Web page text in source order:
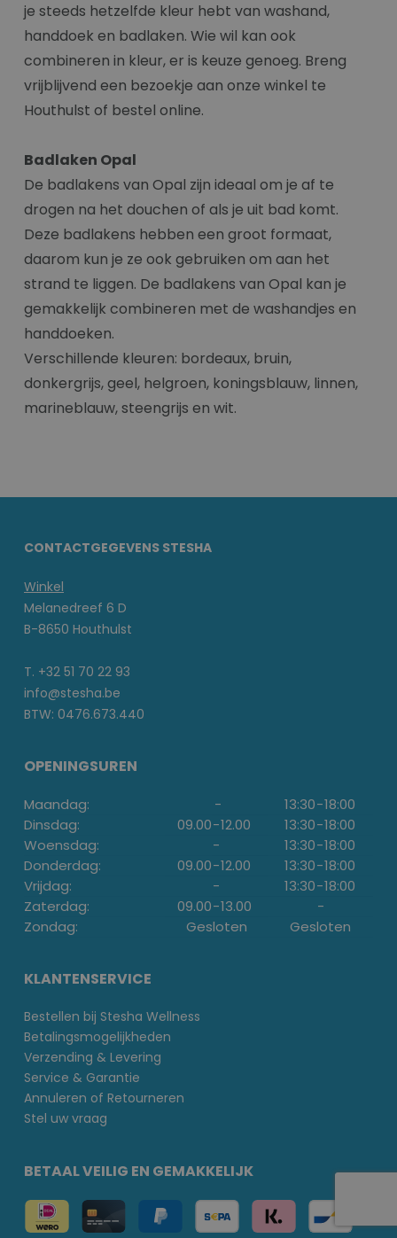
je steeds hetzelfde kleur hebt van washand,
handdoek en badlaken. Wie wil kan ook
combineren in kleur, er is keuze genoeg. Breng
vrijblijvend een bezoekje aan onze winkel te
Houthulst of bestel online.
Badlaken Opal
De badlakens van Opal zijn ideaal om je af te
drogen na het douchen of als je uit bad komt.
Deze badlakens hebben een groot formaat,
daarom kun je ze ook gebruiken om aan het
strand te liggen. De badlakens van Opal kan je
gemakkelijk combineren met de washandjes en
handdoeken.
Verschillende kleuren: bordeaux, bruin,
donkergrijs, geel, helgroen, koningsblauw, linnen,
marineblauw, steengrijs en wit.
CONTACTGEGEVENS STESHA
Winkel
Melanedreef 6 D
B-8650 Houthulst
T. +32 51 70 22 93
info@stesha.be
BTW: 0476.673.440
OPENINGSUREN
Maandag: - 13:30-18:00
Dinsdag:
09.00-12.00 13:30-18:00
Woensdag:
- 13:30-18:00
Donderdag:
09.00-12.00 13:30-18:00
Vrijdag:
- 13:30-18:00
Zaterdag:
09.00-13.00
-
Zondag:
Gesloten Gesloten
KLANTENSERVICE
Bestellen bij Stesha Wellness
Betalingsmogelijkheden
Verzending & Levering
Service & Garantie
Annuleren of Retourneren
Stel uw vraag
BETAAL VEILIG EN GEMAKKELIJK